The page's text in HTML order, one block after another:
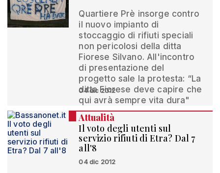
Quartiere Prè insorge contro
il nuovo impianto di
stoccaggio di rifiuti speciali
non pericolosi della ditta
Fiorese Silvano. All'incontro
di presentazione del
progetto sale la protesta: “La
ditta Fiorese deve capire che
qui avrà sempre vita dura"
04 dic 2012
Attualità
Il voto degli utenti sul
servizio rifiuti di Etra? Dal 7
all'8
04 dic 2012